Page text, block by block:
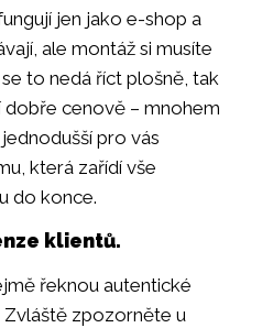
jen jako e-shop a
ale montáž si musíte
to nedá říct plošně, tak
cenově – mnohem
pro vás
která zařídí vše
do konce.
klientů.
řeknou autentické
Zvláště zpozorněte u